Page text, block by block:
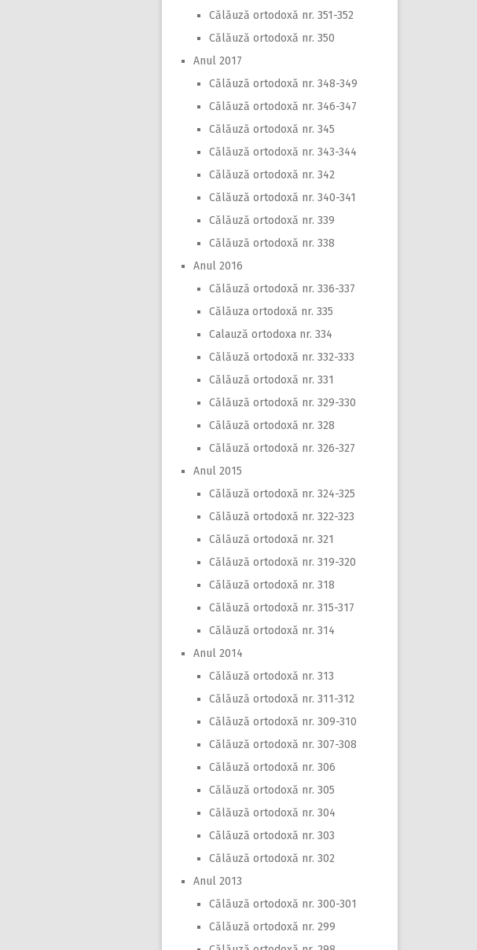
Călăuză ortodoxă nr. 351-352
Călăuză ortodoxă nr. 350
Anul 2017
Călăuză ortodoxă nr. 348-349
Călăuză ortodoxă nr. 346-347
Călăuză ortodoxă nr. 345
Călăuză ortodoxă nr. 343-344
Călăuză ortodoxă nr. 342
Călăuză ortodoxă nr. 340-341
Călăuză ortodoxă nr. 339
Călăuză ortodoxă nr. 338
Anul 2016
Călăuză ortodoxă nr. 336-337
Călăuza ortodoxă nr. 335
Calauză ortodoxa nr. 334
Călăuză ortodoxă nr. 332-333
Călăuză ortodoxă nr. 331
Călăuză ortodoxă nr. 329-330
Călăuză ortodoxă nr. 328
Călăuză ortodoxă nr. 326-327
Anul 2015
Călăuză ortodoxă nr. 324-325
Călăuză ortodoxă nr. 322-323
Călăuză ortodoxă nr. 321
Călăuză ortodoxă nr. 319-320
Călăuză ortodoxă nr. 318
Călăuză ortodoxă nr. 315-317
Călăuză ortodoxă nr. 314
Anul 2014
Călăuză ortodoxă nr. 313
Călăuză ortodoxă nr. 311-312
Călăuză ortodoxă nr. 309-310
Călăuză ortodoxă nr. 307-308
Călăuză ortodoxă nr. 306
Călăuză ortodoxă nr. 305
Călăuză ortodoxă nr. 304
Călăuză ortodoxă nr. 303
Călăuză ortodoxă nr. 302
Anul 2013
Călăuză ortodoxă nr. 300-301
Călăuză ortodoxă nr. 299